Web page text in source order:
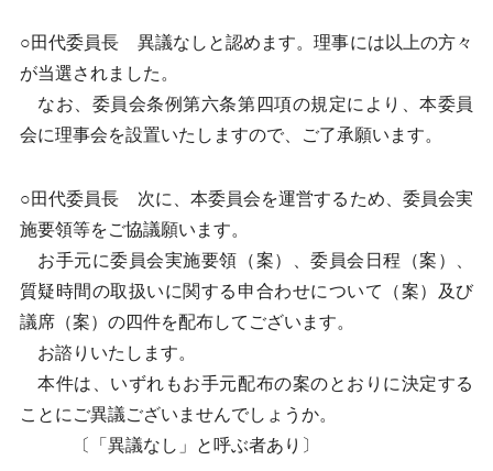
○田代委員長 異議なしと認めます。理事には以上の方々
が当選されました。
なお、委員会条例第六条第四項の規定により、本委員
会に理事会を設置いたしますので、ご了承願います。
○田代委員長 次に、本委員会を運営するため、委員会実
施要領等をご協議願います。
お手元に委員会実施要領（案）、委員会日程（案）、
質疑時間の取扱いに関する申合わせについて（案）及び
議席（案）の四件を配布してございます。
お諮りいたします。
本件は、いずれもお手元配布の案のとおりに決定する
ことにご異議ございませんでしょうか。
〔「異議なし」と呼ぶ者あり〕